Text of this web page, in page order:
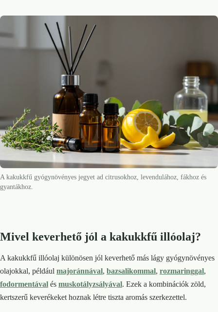
A kakukkfű gyógynövényes jegyet ad citrusokhoz, levendulához, fákhoz és
gyantákhoz.
Mivel keverhető jól a kakukkfű illóolaj?
A kakukkfű illóolaj különösen jól keverhető más lágy gyógynövényes
olajokkal, például majoránnával, bazsalikommal, rozmaringgal,
fodormentával és muskotályzsályával. Ezek a kombinációk zöld,
kertszerű keverékeket hoznak létre tiszta aromás szerkezettel.